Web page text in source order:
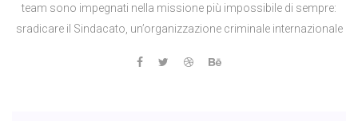
team sono impegnati nella missione più impossibile di sempre:
sradicare il Sindacato, un’organizzazione criminale internazionale